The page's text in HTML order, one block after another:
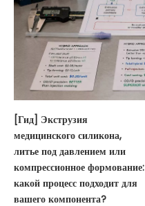
[Гид] Экструзия
медицинского силикона,
литье под давлением или
компрессионное формование:
какой процесс подходит для
вашего компонента?